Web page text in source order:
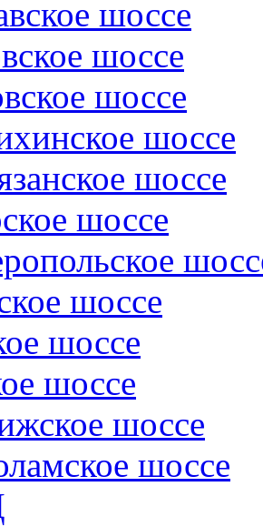
шоссе
шоссе
шоссе
шоссе
шоссе
шоссе
шоссе
шоссе
шоссе
шоссе
шоссе